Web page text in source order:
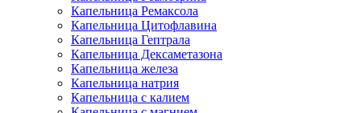
Капельница Ремаксола
Капельница Цитофлавина
Капельница Гептрала
Капельница Дексаметазона
Капельница железа
Капельница натрия
Капельница с калием